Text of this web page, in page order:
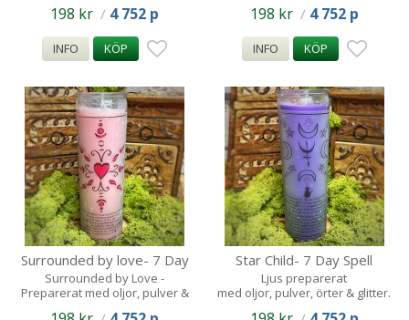
198 kr / 4 752 p
INFO KÖP
198 kr / 4 752 p
INFO KÖP
Surrounded by love- 7 Day
Spell Candle- 140tim
Surrounded by Love -
Preparerat med oljor, pulver &
Star Child- 7 Day Spell
Candle -140tim
Ljus preparerat
med oljor, pulver, örter & glitter.